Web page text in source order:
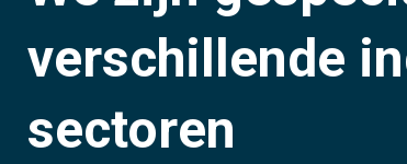
verschillende
sectoren